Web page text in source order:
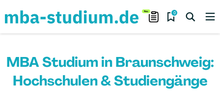
0
MBA Studium in Braunschweig:
Hochschulen & Studiengänge